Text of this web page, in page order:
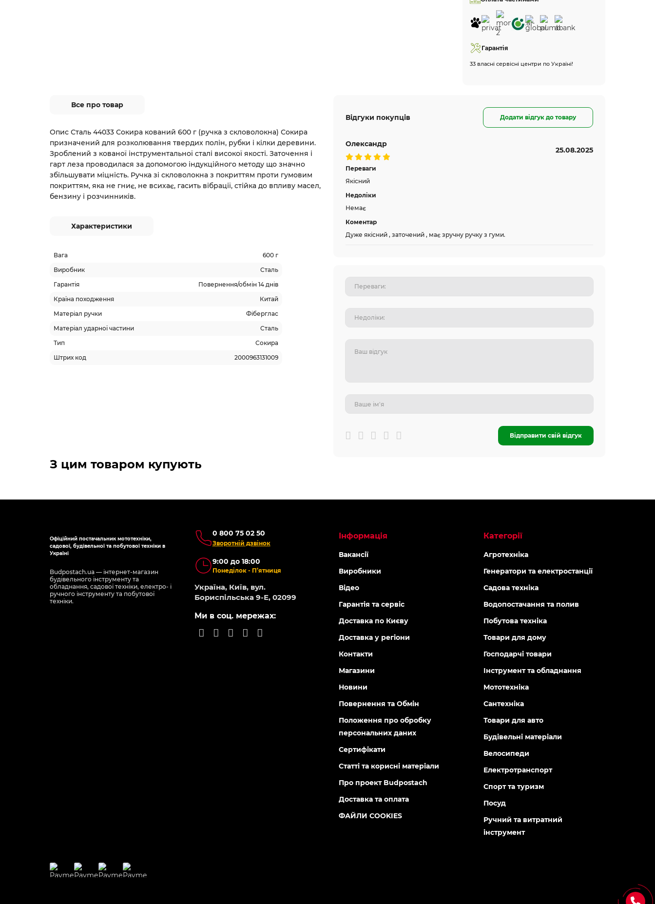
Гарантія
33 власні сервісні центри по Україні!
Все про товар
Опис Сталь 44033 Сокира кований 600 г (ручка з скловолокна) Сокира
призначений для розколювання твердих полін, рубки і кілки деревини.
Зроблений з кованої інструментальної сталі високої якості. Заточення і
гарт леза проводилася за допомогою індукційного методу що значно
збільшувати міцність. Ручка зі скловолокна з покриттям проти гумовим
покриттям, яка не гниє, не всихає, гасить вібрації, стійка до впливу масел,
бензину і розчинників.
Характеристики
Вага
600 г
Виробник
Сталь
Гарантія
Повернення/обмін 14 днів
Країна походження
Китай
Матеріал ручки
Фіберглас
Матеріал ударної частини
Сталь
Тип
Сокира
Штрих код
2000963131009
Відгуки покупців Додати відгук до товару
Олександр
25.08.2025
Переваги
Якісний
Недоліки
Немає
Коментар
Дуже якісний , заточений , має зручну ручку з гуми.
Відправити свій відгук
З цим товаром купують
Офіційний постачальник мототехніки,
садової, будівельної та побутової техніки в
Україні
Budpostach.ua — інтернет-магазин
будівельного інструменту та
обладнання, садової техніки, електро- і
ручного інструменту та побутової
техніки.
0 800 75 02 50
Зворотній дзвінок
9:00 до 18:00
Понеділок - П’ятниця
Україна, Київ, вул.
Бориспільська 9-Е, 02099
Ми в соц. мережах:
Інформація
Вакансії
Виробники
Відео
Гарантія та сервіс
Доставка по Києву
Доставка у регіони
Контакти
Магазини
Новини
Повернення та Обмін
Положення про обробку
персональних даних
Сертифікати
Статті та корисні матеріали
Про проект Budpostach
Доставка та оплата
ФАЙЛИ COOKIES
Категорії
Агротехніка
Генератори та електростанції
Садова техніка
Водопостачання та полив
Побутова техніка
Товари для дому
Господарчі товари
Інструмент та обладнання
Мототехніка
Сантехніка
Товари для авто
Будівельні матеріали
Велосипеди
Електротранспорт
Спорт та туризм
Посуд
Ручний та витратний
інструмент